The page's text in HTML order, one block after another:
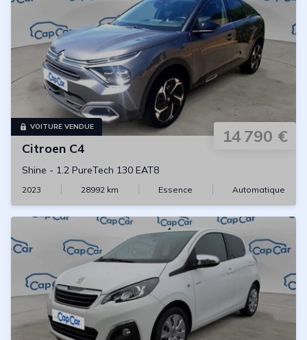
VOITURE VENDUE 14 790 €
Citroen C4
Shine - 1.2 PureTech 130 EAT8
2023 28992 km Essence Automatique